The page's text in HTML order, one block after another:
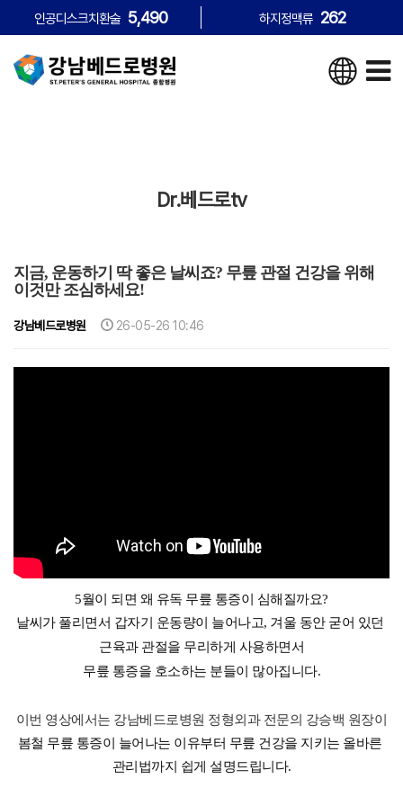
인공디스크치환술 5,490 하지정맥류 262
Dr.베드로tv
지금, 운동하기 딱 좋은 날씨죠? 무릎 관절 건강을 위해
이것만 조심하세요!
강남베드로병원 26-05-26 10:46
5월이 되면 왜 유독 무릎 통증이 심해질까요?
날씨가 풀리면서 갑자기 운동량이 늘어나고, 겨울 동안 굳어 있던
근육과 관절을 무리하게 사용하면서
무릎 통증을 호소하는 분들이 많아집니다.
이번 영상에서는 강남베드로병원 정형외과 전문의 강승백 원장이
봄철 무릎 통증이 늘어나는 이유부터 무릎 건강을 지키는 올바른
관리법까지 쉽게 설명드립니다.